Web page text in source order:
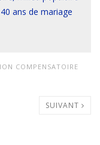
ans de mariage
COMPENSATOIRE
SUIVANT